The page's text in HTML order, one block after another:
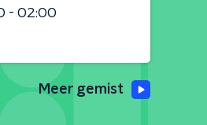
- 02:00
Meer gemist